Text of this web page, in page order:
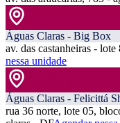
Águas Claras - Big Box
av. das castanheiras -
nessa unidade
Águas Claras - Felicittá
rua 36 norte, lote 05,